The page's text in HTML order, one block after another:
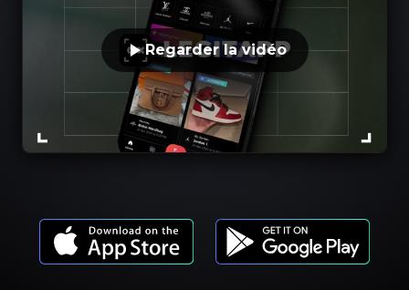
Regarder la vidéo